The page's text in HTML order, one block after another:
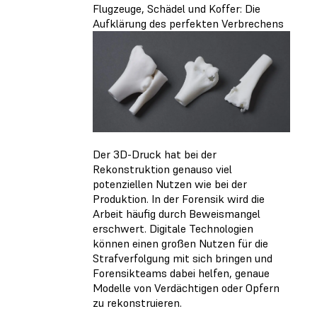
Flugzeuge, Schädel und Koffer: Die
Aufklärung des perfekten Verbrechens
Der 3D-Druck hat bei der
Rekonstruktion genauso viel
potenziellen Nutzen wie bei der
Produktion. In der Forensik wird die
Arbeit häufig durch Beweismangel
erschwert. Digitale Technologien
können einen großen Nutzen für die
Strafverfolgung mit sich bringen und
Forensikteams dabei helfen, genaue
Modelle von Verdächtigen oder Opfern
zu rekonstruieren.